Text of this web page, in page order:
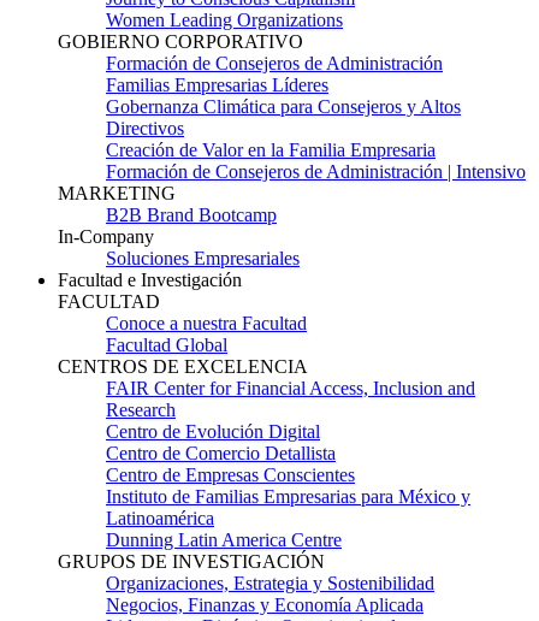
Women Leading Organizations
GOBIERNO CORPORATIVO
Formación de Consejeros de Administración
Familias Empresarias Líderes
Gobernanza Climática para Consejeros y Altos
Directivos
Creación de Valor en la Familia Empresaria
Formación de Consejeros de Administración | Intensivo
MARKETING
B2B Brand Bootcamp
In-Company
Soluciones Empresariales
Facultad e Investigación
FACULTAD
Conoce a nuestra Facultad
Facultad Global
CENTROS DE EXCELENCIA
FAIR Center for Financial Access, Inclusion and
Research
Centro de Evolución Digital
Centro de Comercio Detallista
Centro de Empresas Conscientes
Instituto de Familias Empresarias para México y
Latinoamérica
Dunning Latin America Centre
GRUPOS DE INVESTIGACIÓN
Organizaciones, Estrategia y Sostenibilidad
Negocios, Finanzas y Economía Aplicada